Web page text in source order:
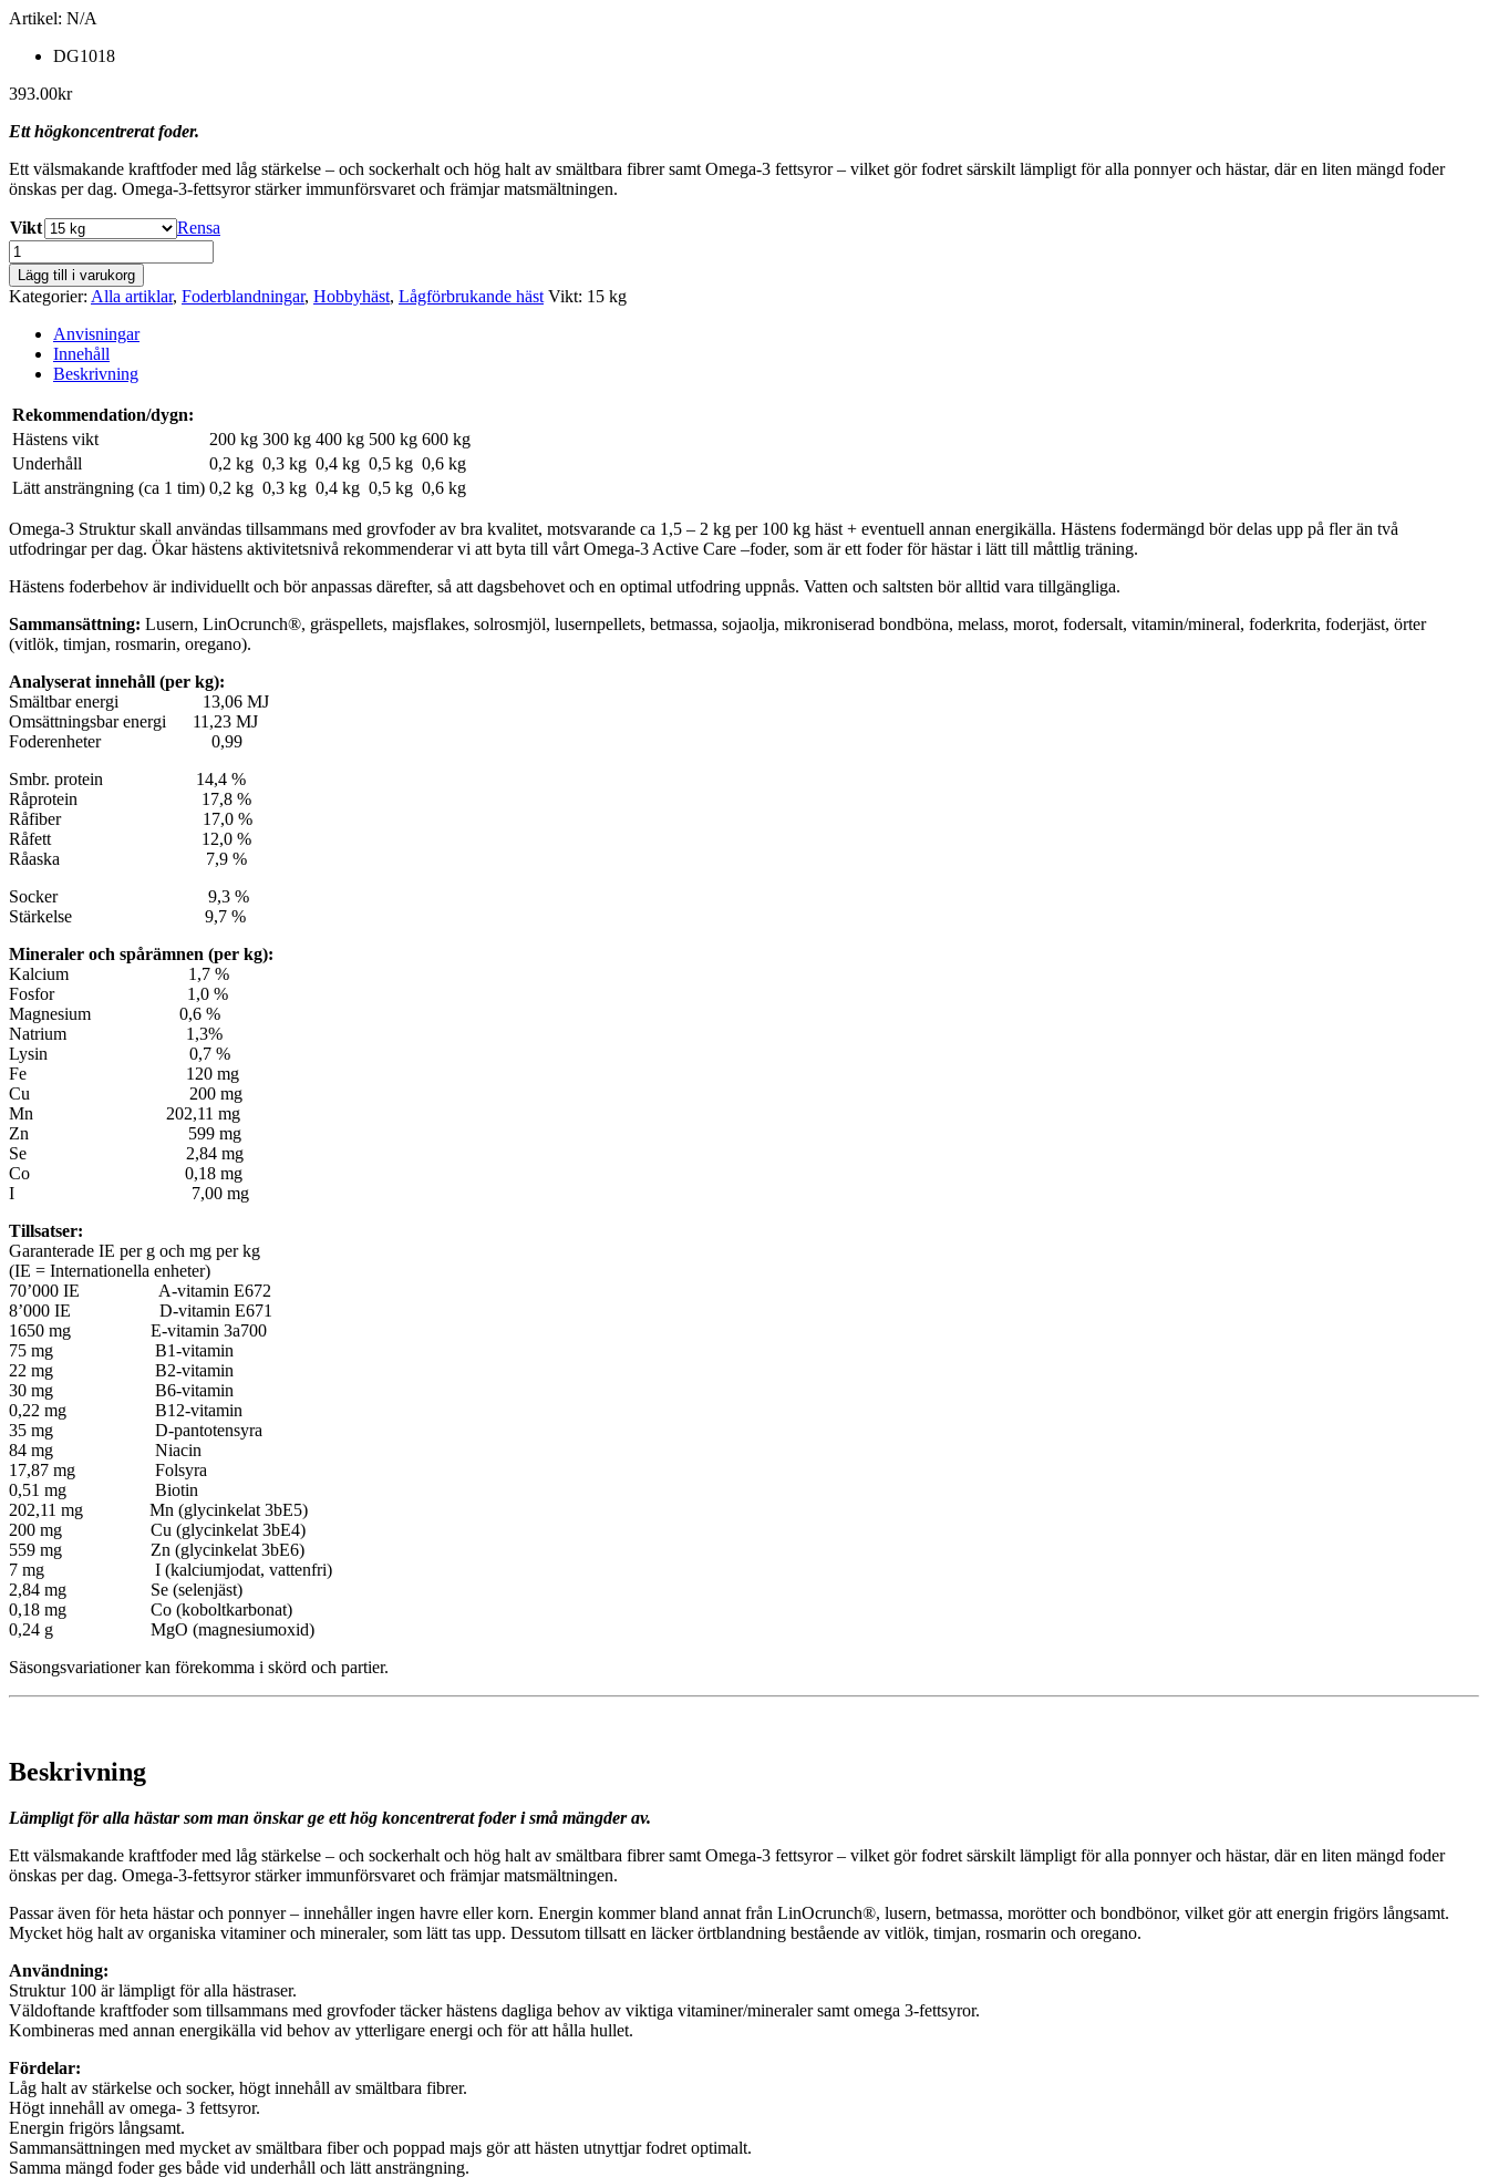
Artikel: N/A
DG1018
393.00kr
Ett högkoncentrerat foder.
Ett välsmakande kraftfoder med låg stärkelse – och sockerhalt och hög halt av smältbara fibrer samt Omega-3 fettsyror – vilket gör fodret särskilt lämpligt för alla ponnyer och hästar, där en liten mängd foder
önskas per dag. Omega-3-fettsyror stärker immunförsvaret och främjar matsmältningen.
Vikt
Rensa
Omega-
3
Struktur
100
Amequ
mängd
Lägg till i varukorg
Kategorier: Alla artiklar, Foderblandningar, Hobbyhäst, Lågförbrukande häst Vikt: 15 kg
Anvisningar
Innehåll
Beskrivning
Rekommendation/dygn:
Hästens vikt
200 kg 300 kg 400 kg 500 kg 600 kg
Underhåll
0,2 kg 0,3 kg 0,4 kg 0,5 kg 0,6 kg
Lätt ansträngning (ca 1 tim) 0,2 kg 0,3 kg 0,4 kg 0,5 kg 0,6 kg
Omega-3 Struktur skall användas tillsammans med grovfoder av bra kvalitet, motsvarande ca 1,5 – 2 kg per 100 kg häst + eventuell annan energikälla. Hästens fodermängd bör delas upp på fler än två
utfodringar per dag. Ökar hästens aktivitetsnivå rekommenderar vi att byta till vårt Omega-3 Active Care –foder, som är ett foder för hästar i lätt till måttlig träning.
Hästens foderbehov är individuellt och bör anpassas därefter, så att dagsbehovet och en optimal utfodring uppnås. Vatten och saltsten bör alltid vara tillgängliga.
Sammansättning: Lusern, LinOcrunch®, gräspellets, majsflakes, solrosmjöl, lusernpellets, betmassa, sojaolja, mikroniserad bondböna, melass, morot, fodersalt, vitamin/mineral, foderkrita, foderjäst, örter
(vitlök, timjan, rosmarin, oregano).
Analyserat innehåll (per kg):
Smältbar energi 13,06 MJ
Omsättningsbar energi 11,23 MJ
Foderenheter 0,99
Smbr. protein 14,4 %
Råprotein 17,8 %
Råfiber 17,0 %
Råfett 12,0 %
Råaska 7,9 %
Socker 9,3 %
Stärkelse 9,7 %
Mineraler och spårämnen (per kg):
Kalcium 1,7 %
Fosfor 1,0 %
Magnesium 0,6 %
Natrium 1,3%
Lysin 0,7 %
Fe 120 mg
Cu 200 mg
Mn 202,11 mg
Zn 599 mg
Se 2,84 mg
Co 0,18 mg
I 7,00 mg
Tillsatser:
Garanterade IE per g och mg per kg
(IE = Internationella enheter)
70’000 IE A-vitamin E672
8’000 IE D-vitamin E671
1650 mg E-vitamin 3a700
75 mg B1-vitamin
22 mg B2-vitamin
30 mg B6-vitamin
0,22 mg B12-vitamin
35 mg D-pantotensyra
84 mg Niacin
17,87 mg Folsyra
0,51 mg Biotin
202,11 mg Mn (glycinkelat 3bE5)
200 mg Cu (glycinkelat 3bE4)
559 mg Zn (glycinkelat 3bE6)
7 mg I (kalciumjodat, vattenfri)
2,84 mg Se (selenjäst)
0,18 mg Co (koboltkarbonat)
0,24 g MgO (magnesiumoxid)
Säsongsvariationer kan förekomma i skörd och partier.
Beskrivning
Lämpligt för alla hästar som man önskar ge ett hög koncentrerat foder i små mängder av.
Ett välsmakande kraftfoder med låg stärkelse – och sockerhalt och hög halt av smältbara fibrer samt Omega-3 fettsyror – vilket gör fodret särskilt lämpligt för alla ponnyer och hästar, där en liten mängd foder
önskas per dag. Omega-3-fettsyror stärker immunförsvaret och främjar matsmältningen.
Passar även för heta hästar och ponnyer – innehåller ingen havre eller korn. Energin kommer bland annat från LinOcrunch®, lusern, betmassa, morötter och bondbönor, vilket gör att energin frigörs långsamt.
Mycket hög halt av organiska vitaminer och mineraler, som lätt tas upp. Dessutom tillsatt en läcker örtblandning bestående av vitlök, timjan, rosmarin och oregano.
Användning:
Struktur 100 är lämpligt för alla hästraser.
Väldoftande kraftfoder som tillsammans med grovfoder täcker hästens dagliga behov av viktiga vitaminer/mineraler samt omega 3-fettsyror.
Kombineras med annan energikälla vid behov av ytterligare energi och för att hålla hullet.
Fördelar:
Låg halt av stärkelse och socker, högt innehåll av smältbara fibrer.
Högt innehåll av omega- 3 fettsyror.
Energin frigörs långsamt.
Sammansättningen med mycket av smältbara fiber och poppad majs gör att hästen utnyttjar fodret optimalt.
Samma mängd foder ges både vid underhåll och lätt ansträngning.